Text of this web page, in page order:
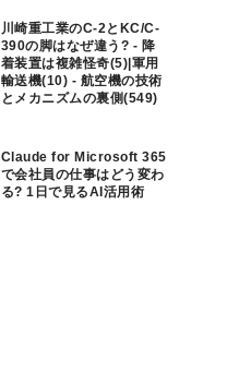
川崎重工業のC-2とKC/C-
390の脚はなぜ違う? - 降
着装置は複雑怪奇(5)|軍用
輸送機(10) - 航空機の技術
とメカニズムの裏側(549)
Claude for Microsoft 365
で会社員の仕事はどう変わ
る? 1日で見るAI活用術